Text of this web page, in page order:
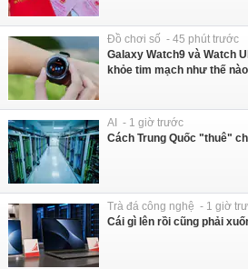
Đồ chơi số - 45 phút trước
Galaxy Watch9 và Watch
khỏe tim mạch như thế
AI - 1 giờ trước
Cách Trung Quốc "thuê"
Trà đá công nghệ - 1 giờ
Cái gì lên rồi cũng phải